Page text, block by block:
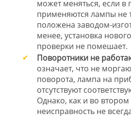
может меняться, если в
применяются лампы не
положена заводом-
менее, установка
проверки не помешает.
Поворотники не
означает, что не
поворота, лампа на
отсутствуют
Однако, как и во втором
неисправность не